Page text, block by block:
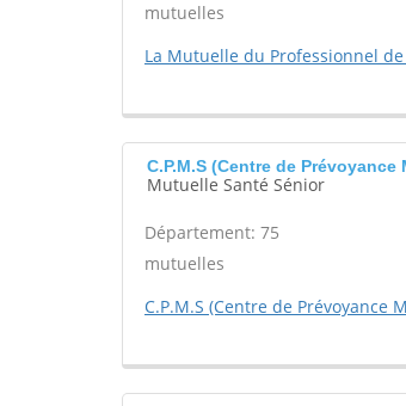
mutuelles
La Mutuelle du Professionnel de
C.P.M.S (Centre de Prévoyance
Mutuelle Santé Sénior
Département: 75
mutuelles
C.P.M.S (Centre de Prévoyance